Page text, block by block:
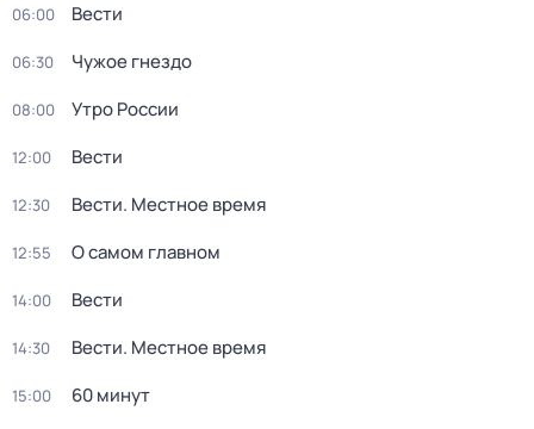
06:00 Вести
06:30 Чужое гнездо
08:00 Утро России
12:00 Вести
12:30 Вести. Местное время
12:55 О самом главном
14:00 Вести
14:30 Вести. Местное время
15:00 60 минут